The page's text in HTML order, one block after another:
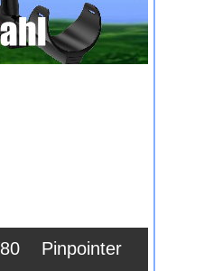
Pinpointer